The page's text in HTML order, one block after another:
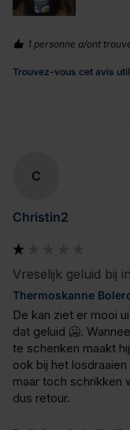
1 personne a/ont
Trouvez-vous cet avis
C
Christin2
Vreselijk geluid bij
Thermoskanne
De kan ziet er mooi
dat geluid 🥶.
te schenken maakt
ook bij het
maar toch schrikken
dus retour.